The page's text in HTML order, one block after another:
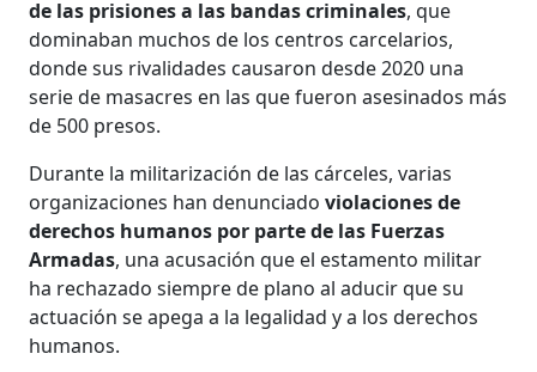
de las prisiones a las bandas criminales, que
dominaban muchos de los centros carcelarios,
donde sus rivalidades causaron desde 2020 una
serie de masacres en las que fueron asesinados más
de 500 presos.
Durante la militarización de las cárceles, varias
organizaciones han denunciadoviolaciones de
derechos humanos por parte de las Fuerzas
Armadas, una acusación que el estamento militar
ha rechazado siempre de plano al aducir que su
actuación se apega a la legalidad y a los derechos
humanos.